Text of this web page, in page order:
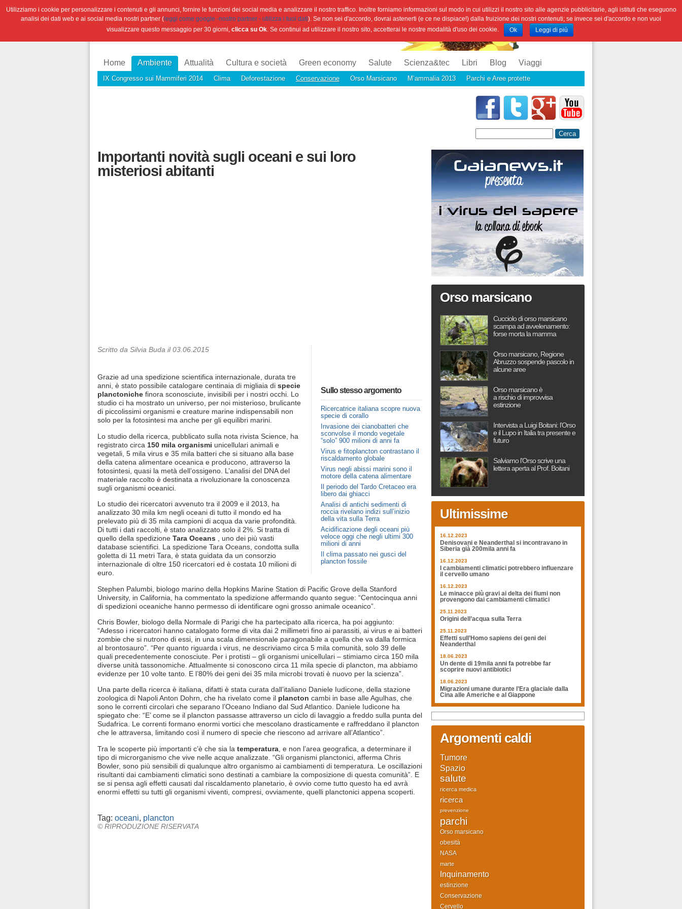
Home Ambiente
IX Congresso sui Mammiferi 2014 Clima Deforestazione Conservazione Orso Marsicano M’ammalia 2013 Parchi e Aree protette
Attualità Cultura e società Green economy Salute Scienza&tec Libri Blog Viaggi
Importanti novità sugli oceani e sui loro
misteriosi abitanti
Sullo stesso argomento
Ricercatrice italiana scopre nuova
specie di corallo
Invasione dei cianobatteri che
sconvolse il mondo vegetale
“solo” 900 milioni di anni fa
Virus e fitoplancton contrastano il
riscaldamento globale
Virus negli abissi marini sono il
motore della catena alimentare
Il periodo del Tardo Cretaceo era
libero dai ghiacci
Analisi di antichi sedimenti di
roccia rivelano indizi sull’inizio
della vita sulla Terra
Acidificazione degli oceani più
veloce oggi che negli ultimi 300
milioni di anni
Il clima passato nei gusci del
plancton fossile
Scritto da Silvia Buda il 03.06.2015
Grazie ad una spedizione scientifica internazionale, durata tre
anni, è stato possibile catalogare centinaia di migliaia di specie
planctoniche finora sconosciute, invisibili per i nostri occhi. Lo
studio ci ha mostrato un universo, per noi misterioso, brulicante
di piccolissimi organismi e creature marine indispensabili non
solo per la fotosintesi ma anche per gli equilibri marini.
Lo studio della ricerca, pubblicato sulla nota rivista Science, ha
registrato circa 150 mila organismi unicellulari animali e
vegetali, 5 mila virus e 35 mila batteri che si situano alla base
della catena alimentare oceanica e producono, attraverso la
fotosintesi, quasi la metà dell’ossigeno. L’analisi del DNA del
materiale raccolto è destinata a rivoluzionare la conoscenza
sugli organismi oceanici.
Lo studio dei ricercatori avvenuto tra il 2009 e il 2013, ha
analizzato 30 mila km negli oceani di tutto il mondo ed ha
prelevato più di 35 mila campioni di acqua da varie profondità.
Di tutti i dati raccolti, è stato analizzato solo il 2%. Si tratta di
quello della spedizione Tara Oceans , uno dei più vasti
database scientifici. La spedizione Tara Oceans, condotta sulla
goletta di 11 metri Tara, è stata guidata da un consorzio
internazionale di oltre 150 ricercatori ed è costata 10 milioni di
euro.
Stephen Palumbi, biologo marino della Hopkins Marine Station di Pacific Grove della Stanford
University, in California, ha commentato la spedizione affermando quanto segue: “Centocinqua anni
di spedizioni oceaniche hanno permesso di identificare ogni grosso animale oceanico”.
Chris Bowler, biologo della Normale di Parigi che ha partecipato alla ricerca, ha poi aggiunto:
“Adesso i ricercatori hanno catalogato forme di vita dai 2 millimetri fino ai parassiti, ai virus e ai batteri
zombie che si nutrono di essi, in una scala dimensionale paragonabile a quella che va dalla formica
al brontosauro”. “Per quanto riguarda i virus, ne descriviamo circa 5 mila comunità, solo 39 delle
quali precedentemente conosciute. Per i protisti – gli organismi unicellulari – stimiamo circa 150 mila
diverse unità tassonomiche. Attualmente si conoscono circa 11 mila specie di plancton, ma abbiamo
evidenze per 10 volte tanto. E l’80% dei geni dei 35 mila microbi trovati è nuovo per la scienza”.
Una parte della ricerca è italiana, difatti è stata curata dall’italiano Daniele Iudicone, della stazione
zoologica di Napoli Anton Dohrn, che ha rivelato come il plancton cambi in base alle Agulhas, che
sono le correnti circolari che separano l’Oceano Indiano dal Sud Atlantico. Daniele Iudicone ha
spiegato che: “E’ come se il plancton passasse attraverso un ciclo di lavaggio a freddo sulla punta del
Sudafrica. Le correnti formano enormi vortici che mescolano drasticamente e raffreddano il plancton
che le attraversa, limitando così il numero di specie che riescono ad arrivare all’Atlantico”.
Tra le scoperte più importanti c’è che sia la temperatura , e non l’area geografica, a determinare il
tipo di microrganismo che vive nelle acque analizzate. “Gli organismi planctonici, afferma Chris
Bowler, sono più sensibili di qualunque altro organismo ai cambiamenti di temperatura. Le oscillazioni
risultanti dai cambiamenti climatici sono destinati a cambiare la composizione di questa comunità”. E
se si pensa agli effetti causati dal riscaldamento planetario, è ovvio come tutto questo ha ed avrà
enormi effetti su tutti gli organismi viventi, compresi, ovviamente, quelli planctonici appena scoperti.
Tag: oceani, plancton
© RIPRODUZIONE RISERVATA
Orso marsicano
Cucciolo di orso marsicano
scampa ad avvelenamento:
forse morta la mamma
Orso marsicano, Regione
Abruzzo sospende pascolo in
alcune aree
Orso marsicano è
a rischio di improvvisa
estinzione
Intervista a Luigi Boitani: l’Orso
e il Lupo in Italia tra presente e
futuro
Salviamo l’Orso scrive una
lettera aperta al Prof. Boitani
Ultimissime
16.12.2023
Denisovani e Neanderthal si incontravano in
Siberia già 200mila anni fa
16.12.2023
I cambiamenti climatici potrebbero influenzare
il cervello umano
16.12.2023
Le minacce più gravi ai delta dei fiumi non
provengono dai cambiamenti climatici
25.11.2023
Origini dell’acqua sulla Terra
25.11.2023
Effetti sull’Homo sapiens dei geni dei
Neanderthal
18.06.2023
Un dente di 19mila anni fa potrebbe far
scoprire nuovi antibiotici
18.06.2023
Migrazioni umane durante l’Era glaciale dalla
Cina alle Americhe e al Giappone
Argomenti caldi
Tumore
Spazio
salute
ricerca medica
ricerca
prevenzione
parchi
Orso marsicano
obesità
NASA
marte
Inquinamento
estinzione
Conservazione
Cervello
Utilizziamo i cookie per personalizzare i contenuti e gli annunci, fornire le funzioni dei social media e analizzare il nostro traffico. Inoltre forniamo informazioni sul modo in cui utilizzi il nostro sito alle agenzie pubblicitarie, agli istituti che eseguono
analisi dei dati web e ai social media nostri partner ( leggi come google -nostro partner - utilizza i tuoi dati). Se non sei d'accordo, dovrai astenerti (e ce ne dispiace!) dalla fruizione dei nostri contenuti; se invece sei d'accordo e non vuoi
visualizzare questo messaggio per 30 giorni,clicca su Ok. Se continui ad utilizzare il nostro sito, accetterai le nostre modalità d'uso dei cookie. Ok Leggi di più